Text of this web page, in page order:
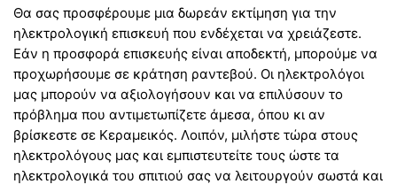
Θα σας προσφέρουμε μια δωρεάν εκτίμηση για την
ηλεκτρολογική επισκευή που ενδέχεται να χρειάζεστε.
Εάν η προσφορά επισκευής είναι αποδεκτή, μπορούμε να
προχωρήσουμε σε κράτηση ραντεβού. Οι ηλεκτρολόγοι
μας μπορούν να αξιολογήσουν και να επιλύσουν το
πρόβλημα που αντιμετωπίζετε άμεσα, όπου κι αν
βρίσκεστε σε Κεραμεικός. Λοιπόν, μιλήστε τώρα στους
ηλεκτρολόγους μας και εμπιστευτείτε τους ώστε τα
ηλεκτρολογικά του σπιτιού σας να λειτουργούν σωστά και